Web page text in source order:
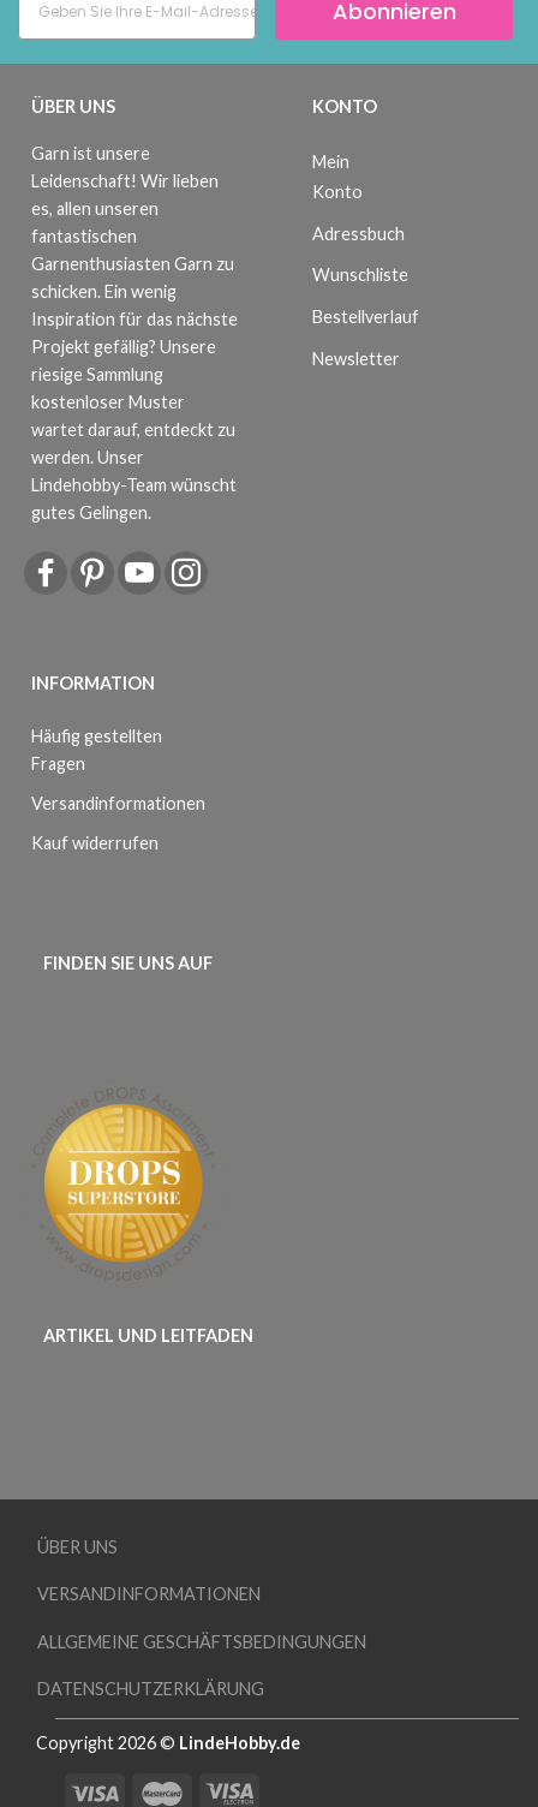
Abonnieren
ÜBER UNS
Garn ist unsere
Leidenschaft! Wir lieben
es, allen unseren
fantastischen
Garnenthusiasten Garn zu
schicken. Ein wenig
Inspiration für das nächste
Projekt gefällig? Unsere
riesige Sammlung
kostenloser Muster
wartet darauf, entdeckt zu
werden. Unser
Lindehobby-Team wünscht
gutes Gelingen.
INFORMATION
Häufig gestellten
Fragen
Versandinformationen
Kauf widerrufen
KONTO
Mein
Konto
Adressbuch
Wunschliste
Bestellverlauf
Newsletter
FINDEN SIE UNS AUF
ARTIKEL UND LEITFADEN
ÜBER UNS
VERSANDINFORMATIONEN
ALLGEMEINE GESCHÄFTSBEDINGUNGEN
DATENSCHUTZERKLÄRUNG
Copyright 2026 © LindeHobby.de